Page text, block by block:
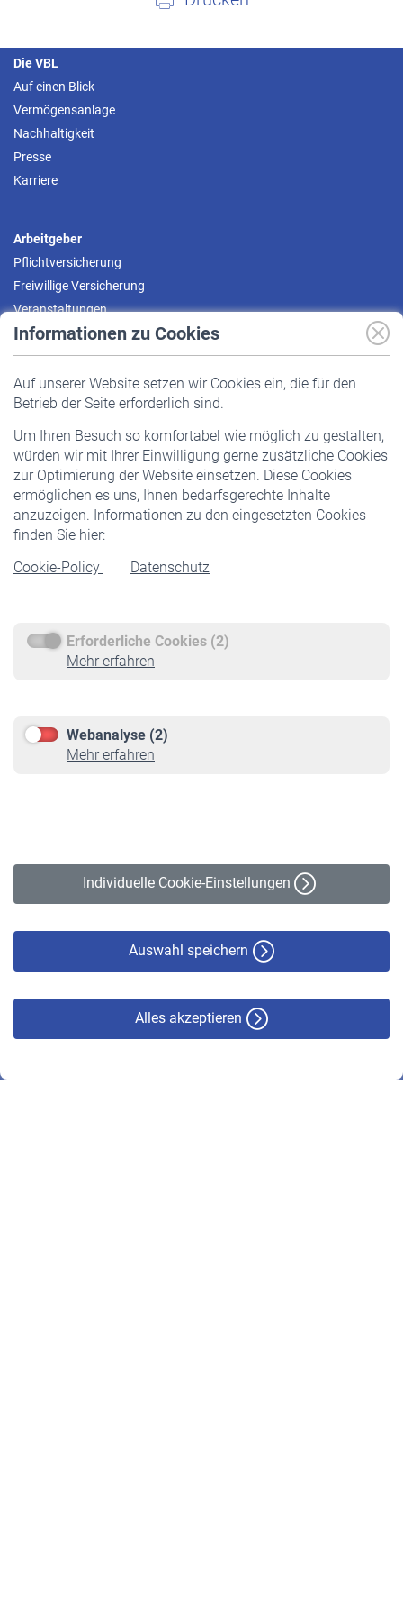
Informationen zu Cookies
Auf unserer Website setzen wir Cookies ein, die für den
Betrieb der Seite erforderlich sind.
Um Ihren Besuch so komfortabel wie möglich zu gestalten,
würden wir mit Ihrer Einwilligung gerne zusätzliche Cookies
zur Optimierung der Website einsetzen. Diese Cookies
ermöglichen es uns, Ihnen bedarfsgerechte Inhalte
anzuzeigen. Informationen zu den eingesetzten Cookies
finden Sie hier:
Cookie-Policy
Datenschutz
Erforderliche Cookies (2)
Mehr erfahren
Webanalyse (2)
Mehr erfahren
Individuelle Cookie-Einstellungen
Auswahl speichern
Alles akzeptieren
Die VBL
Auf einen Blick
Vermögensanlage
Nachhaltigkeit
Presse
Karriere
Arbeitgeber
Pflichtversicherung
Freiwillige Versicherung
Veranstaltungen
Pflichtversicherung
Staatliche Förderung
Veranstaltungen
Rentner
Rentenbeginn
Rente beantragen
Service
Informationen
Online-Rechner
VBLnewsletter
Erklärung zur Barrierefreiheit
© VBL 2026